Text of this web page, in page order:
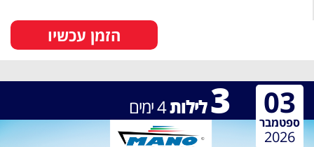
הזמן עכשיו
3לילות4ימים 03
ספטמבר
2026